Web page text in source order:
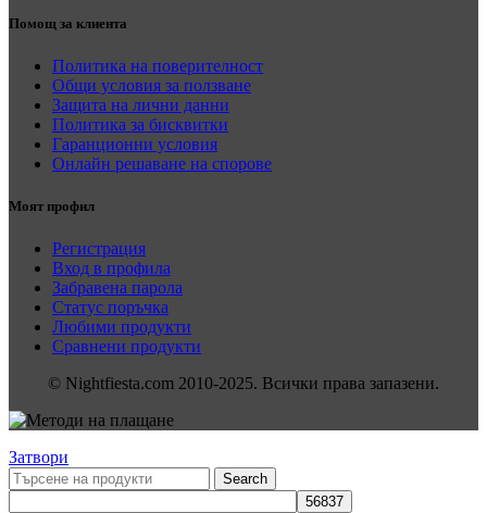
Помощ за клиента
Политика на поверителност
Общи условия за ползване
Защита на лични данни
Политика за бисквитки
Гаранционни условия
Онлайн решаване на спорове
Моят профил
Регистрация
Вход в профила
Забравена парола
Статус поръчка
Любими продукти
Сравнени продукти
© Nightfiesta.com 2010-2025. Всички права запазени.
Затвори
Search